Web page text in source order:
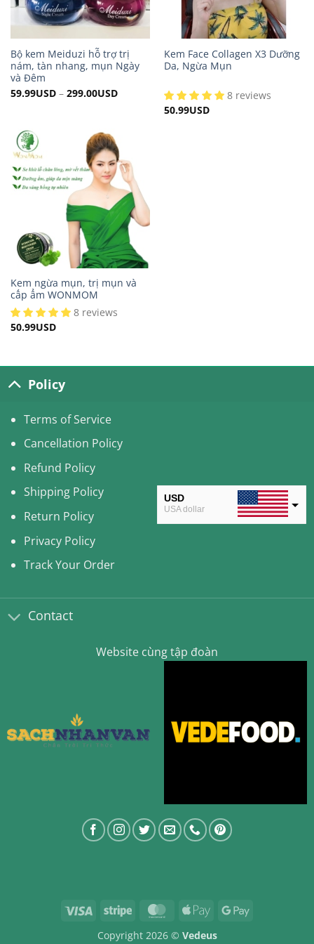
Bộ kem Meiduzi hỗ trợ trị
nám, tàn nhang, mụn Ngày
và Đêm
59.99USD– 299.00USD
Kem Face Collagen X3 Dưỡng
Da, Ngừa Mụn
8 reviews
50.99USD
Kem ngừa mụn, trị mụn và
cấp ẩm WONMOM
8 reviews
50.99USD
Policy
Terms of Service
Cancellation Policy
Refund Policy
Shipping Policy
Return Policy
Privacy Policy
Track Your Order
USD
USA dollar
KRW
South Korean Won
THB
Thai Baht
EUR
Euro
Contact
Website cùng tập đoàn
Visa Stripe MasterCardApple
Copyright 2026 © Vedeus